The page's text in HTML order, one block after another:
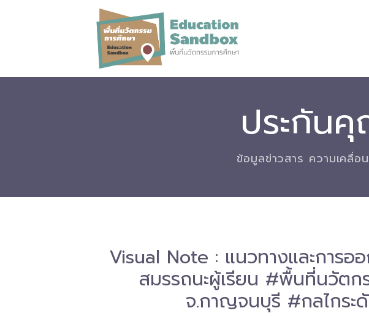
ประกัน
ข้อมูลข่าวสาร ความเคลื่
Visual Note : แนวทางและการ
สมรรถนะผู้เรียน #พื้นที่นวัตก
จ.กาญจนบุรี #กลไกระ